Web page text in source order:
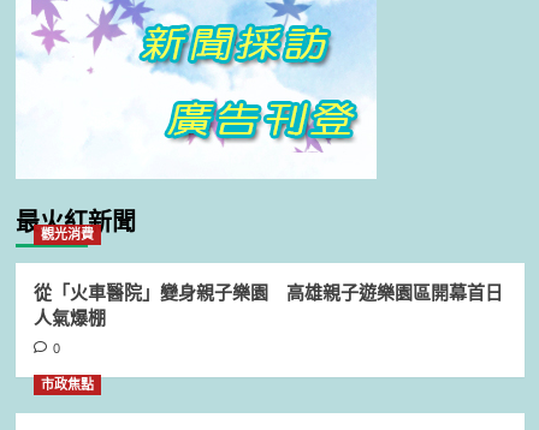
最火紅新聞
觀光消費
從「火車醫院」變身親子樂園 高雄親子遊樂園區開幕首日
人氣爆棚
0
市政焦點